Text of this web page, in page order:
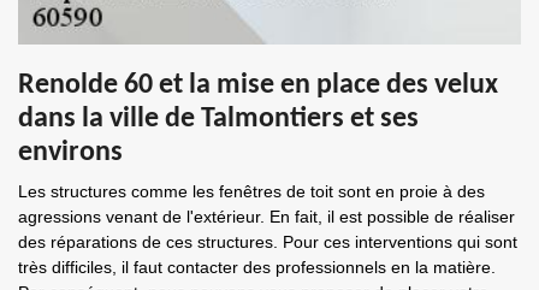
Renolde 60 et la mise en place des velux
dans la ville de Talmontiers et ses
environs
Les structures comme les fenêtres de toit sont en proie à des
agressions venant de l'extérieur. En fait, il est possible de réaliser
des réparations de ces structures. Pour ces interventions qui sont
très difficiles, il faut contacter des professionnels en la matière.